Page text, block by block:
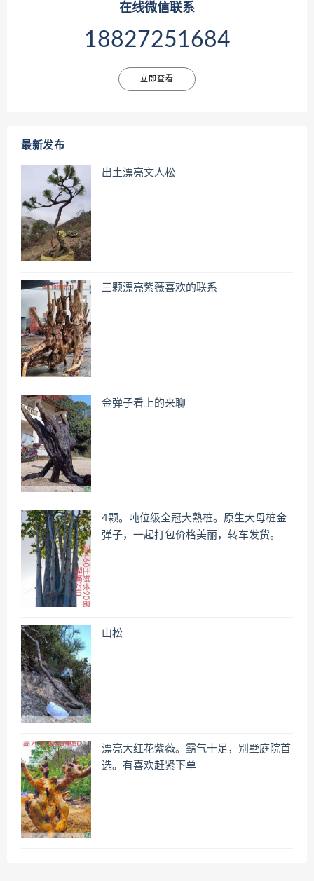
在线微信联系
18827251684
立即查看
最新发布
出土漂亮文人松
三颗漂亮紫薇喜欢的联系
金弹子看上的来聊
4颗。吨位级全冠大熟桩。原生大母桩金
弹子，一起打包价格美丽，转车发货。
山松
漂亮大红花紫薇。霸气十足，别墅庭院首
选。有喜欢赶紧下单